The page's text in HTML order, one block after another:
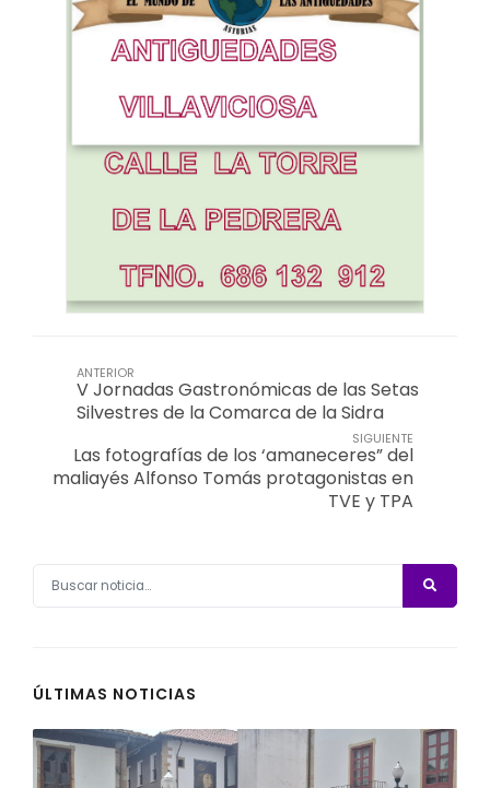
ANTERIOR
V Jornadas Gastronómicas de las Setas
Silvestres de la Comarca de la Sidra
SIGUIENTE
Las fotografías de los ‘amaneceres” del
maliayés Alfonso Tomás protagonistas en
TVE y TPA
ÚLTIMAS NOTICIAS